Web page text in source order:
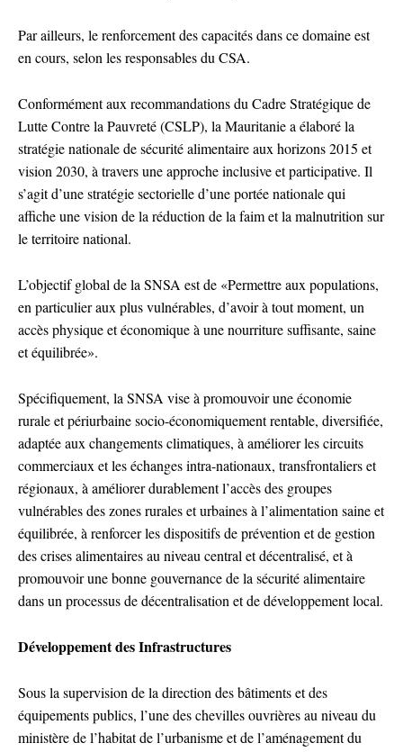
Par ailleurs, le renforcement des capacités dans ce domaine est
en cours, selon les responsables du CSA.
Conformément aux recommandations du Cadre Stratégique de
Lutte Contre la Pauvreté (CSLP), la Mauritanie a élaboré la
stratégie nationale de sécurité alimentaire aux horizons 2015 et
vision 2030, à travers une approche inclusive et participative. Il
s’agit d’une stratégie sectorielle d’une portée nationale qui
affiche une vision de la réduction de la faim et la malnutrition sur
le territoire national.
L’objectif global de la SNSA est de «Permettre aux populations,
en particulier aux plus vulnérables, d’avoir à tout moment, un
accès physique et économique à une nourriture suffisante, saine
et équilibrée».
Spécifiquement, la SNSA vise à promouvoir une économie
rurale et périurbaine socio-économiquement rentable, diversifiée,
adaptée aux changements climatiques, à améliorer les circuits
commerciaux et les échanges intra-nationaux, transfrontaliers et
régionaux, à améliorer durablement l’accès des groupes
vulnérables des zones rurales et urbaines à l’alimentation saine et
équilibrée, à renforcer les dispositifs de prévention et de gestion
des crises alimentaires au niveau central et décentralisé, et à
promouvoir une bonne gouvernance de la sécurité alimentaire
dans un processus de décentralisation et de développement local.
Développement des Infrastructures
Sous la supervision de la direction des bâtiments et des
équipements publics, l’une des chevilles ouvrières au niveau du
ministère de l’habitat de l’urbanisme et de l’aménagement du